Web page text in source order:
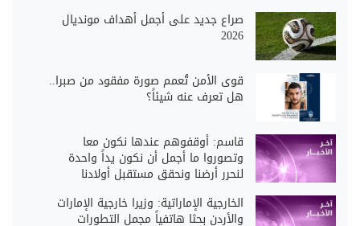
صراع جديد على أجمل أهداف مونديال
2026
قوى الأمن تُعمم صورة مفقود من صبرا..
هل تعرف عنه شيئاً؟
قاسم: أوقفوهم عندها نكون معا
وتصوروا ما أجمل أن نكون يداً واحدة
لنحرر أرضنا ونحقق مستقبل أولادنا
الخارجية الإماراتية: وزيرا خارجية الإمارات
والأردن بحثا هاتفياً مجمل التطورات